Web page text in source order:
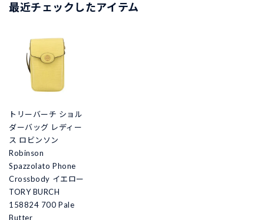
最近チェックしたアイテム
トリーバーチ ショル
ダーバッグ レディー
ス ロビンソン
Robinson
Spazzolato Phone
Crossbody イエロー
TORY BURCH
158824 700 Pale
Butter